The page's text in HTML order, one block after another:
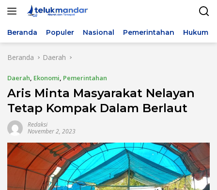
Beranda Populer Nasional Pemerintahan Hukum
Beranda Daerah
Daerah, Ekonomi, Pemerintahan
Aris Minta Masyarakat Nelayan
Tetap Kompak Dalam Berlaut
Redaksi
November 2, 2023